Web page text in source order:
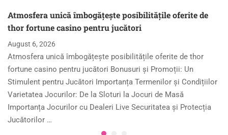
Atmosfera unică îmbogățește posibilitățile oferite de
thor fortune casino pentru jucători
August 6, 2026
Atmosfera unică îmbogățește posibilitățile oferite de thor
fortune casino pentru jucători Bonusuri și Promoții: Un
Stimulent pentru Jucători Importanța Termenilor și Condițiilor
Varietatea Jocurilor: De la Sloturi la Jocuri de Masă
Importanța Jocurilor cu Dealeri Live Securitatea și Protecția
Jucătorilor …